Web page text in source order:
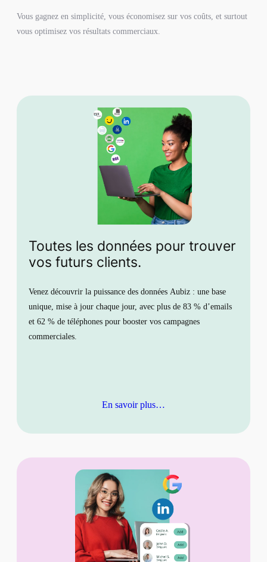
Vous gagnez en simplicité, vous économisez sur vos coûts, et surtout
vous optimisez vos résultats commerciaux.
Toutes les données pour trouver
vos futurs clients.
Venez découvrir la puissance des données Aubiz : une base
unique, mise à jour chaque jour, avec plus de 83 % d’emails
et 62 % de téléphones pour booster vos campagnes
commerciales.
En savoir plus…